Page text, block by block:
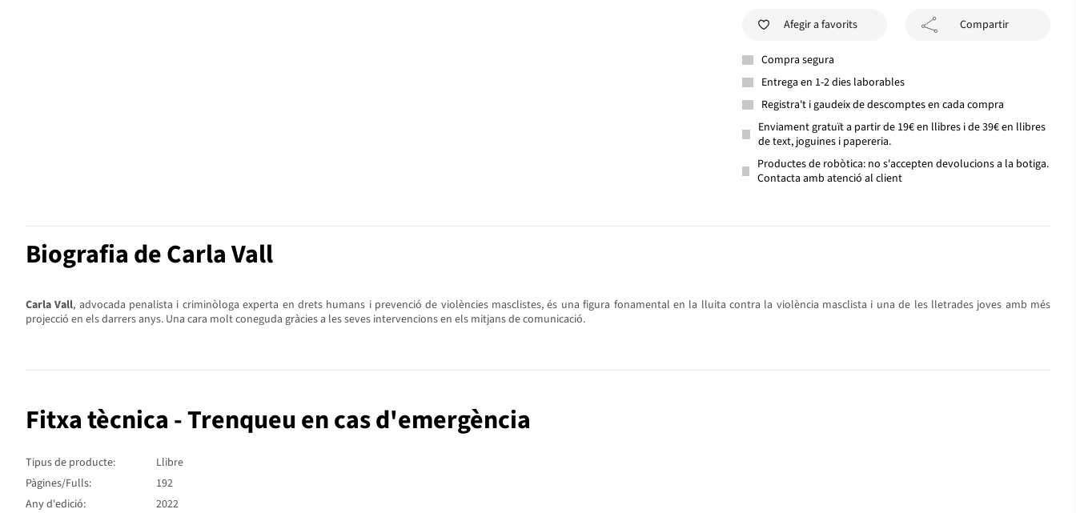
Afegir a favorits Compartir
Compra segura
Entrega en 1-2 dies laborables
Registra't i gaudeix de descomptes en cada compra
Enviament gratuït a partir de 19€ en llibres i de 39€ en llibres
de text, joguines i papereria.
Productes de robòtica: no s'accepten devolucions a la botiga.
Contacta amb atenció al client
Biografia de Carla Vall
Carla Vall, advocada penalista i criminòloga experta en drets humans i prevenció de violències masclistes, és una figura fonamental en la lluita contra la violència masclista i una de les lletrades joves amb més
projecció en els darrers anys. Una cara molt coneguda gràcies a les seves intervencions en els mitjans de comunicació.
Fitxa tècnica - Trenqueu en cas d'emergència
Tipus de producte:
Llibre
Pàgines/Fulls:
192
Any d'edició:
2022